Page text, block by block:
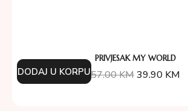
PRIVJESAK MY WORLD
57.00KM39.90 KM
DODAJ U KORPU